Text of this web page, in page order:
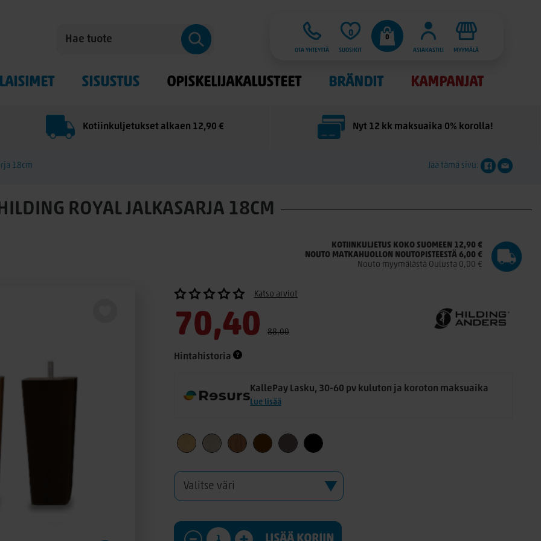
OTA YHTEYTTÄ
0
SUOSIKIT
0
ASIAKASTILI
MYYMÄLÄ
SISUSTUS OPISKELIJAKALUSTEET BRÄNDIT KAMPANJAT
Kotiinkuljetukset alkaen 12,90 € Nyt 12 kk maksuaika 0% korolla!
18cm Jaa tämä sivu:
ROYAL JALKASARJA 18CM
KOTIINKULJETUS KOKO SUOMEEN 12,90 €
NOUTO MATKAHUOLLON NOUTOPISTEESTÄ 6,00 €
Nouto myymälästä Oulusta 0,00 €
Katso arviot
70,40 88,00
Hintahistoria
KallePay Lasku, 30-60 pv kuluton ja koroton maksuaika
Lue lisää